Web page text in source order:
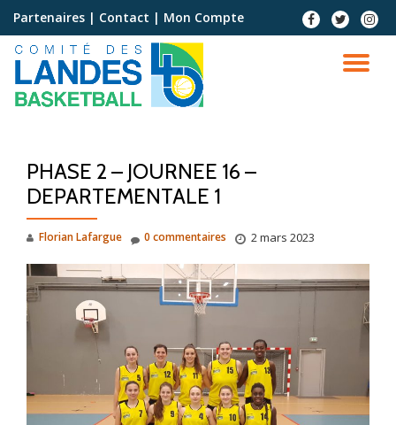
Aller
contenu
Partenaires | Contact | Mon Compte
PHASE 2 – JOURNEE 16 –
DEPARTEMENTALE 1
Florian Lafargue 2 mars 2023
0 commentaires